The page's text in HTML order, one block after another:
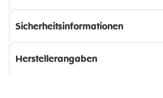
Sicherheitsinformationen
Herstellerangaben